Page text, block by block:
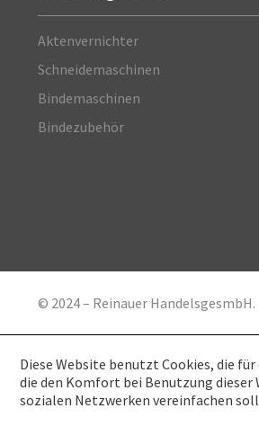
Aktenvernichter
Schneidemaschinen
Bindemaschinen
Bindezubehör
© 2024 – Reinauer HandelsgesmbH.
Diese Website benutzt Cookies, die
die den Komfort bei Benutzung
sozialen Netzwerken vereinfachen